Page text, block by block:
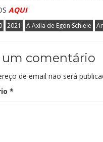
AQUI
2021 A Axila de Egon Schiele
um comentário
de email não será
*